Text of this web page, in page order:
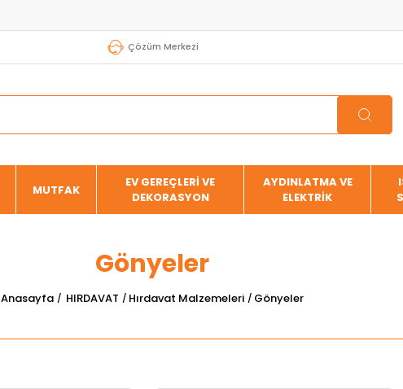
Çözüm Merkezi
MUTFAK
EV GEREÇLERİ VE
DEKORASYON
AYDINLATMA VE
ELEKTRİK
Gönyeler
Anasayfa HIRDAVAT Hırdavat Malzemeleri Gönyeler